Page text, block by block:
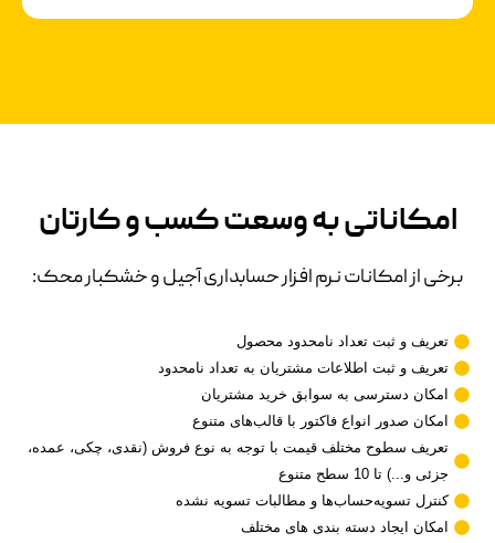
امکاناتی به وسعت کسب و کارتان
برخی از امکانات نرم افزار حسابداری آجیل و خشکبار محک:
تعریف و ثبت تعداد نامحدود محصول
تعریف و ثبت اطلاعات مشتریان به تعداد نامحدود
امکان دسترسی به سوابق خرید مشتریان
امکان صدور انواع فاکتور با قالب‌های متنوع
تعریف سطوح مختلف قیمت با توجه به نوع فروش (نقدی، چکی، عمده،
جزئی و...) تا 10 سطح متنوع
کنترل تسویه‌حساب‌ها و مطالبات تسویه نشده‌
امکان ایجاد دسته بندی های مختلف